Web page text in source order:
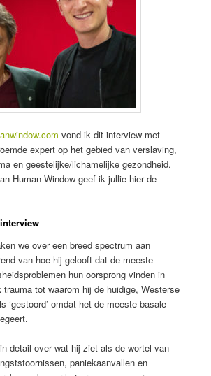
vond ik dit interview met
expert op het gebied van verslaving,
en geestelijke/lichamelijke gezondheid.
Human Window geef ik jullie hier de
we over een breed spectrum aan
van hoe hij gelooft dat de meeste
hun oorsprong vinden in
trauma tot waarom hij de huidige, Westerse
‘gestoord’ omdat het de meeste basale
detail over wat hij ziet als de wortel van
paniekaanvallen en